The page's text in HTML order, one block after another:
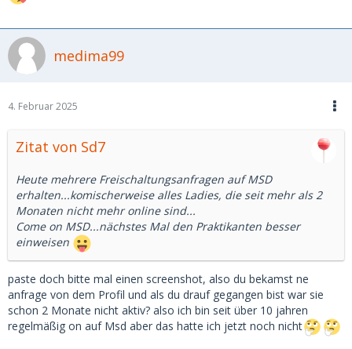
medima99
4. Februar 2025
Zitat von Sd7
Heute mehrere Freischaltungsanfragen auf MSD
erhalten...komischerweise alles Ladies, die seit mehr als 2
Monaten nicht mehr online sind...
Come on MSD...nächstes Mal den Praktikanten besser
einweisen
paste doch bitte mal einen screenshot, also du bekamst ne
anfrage von dem Profil und als du drauf gegangen bist war sie
schon 2 Monate nicht aktiv? also ich bin seit über 10 jahren
regelmäßig on auf Msd aber das hatte ich jetzt noch nicht